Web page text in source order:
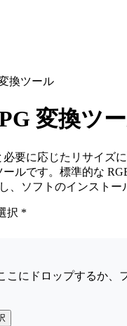
換ツール
変換ツ
要に応じたリサイズ
ルです。標準的な
、ソフトのインストー
択 *
こにドロップするか、